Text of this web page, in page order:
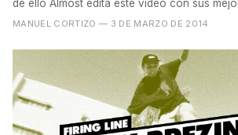
de ello Almost edita este vídeo con sus
MANUEL CORTIZO — 3 DE MARZO DE 2014